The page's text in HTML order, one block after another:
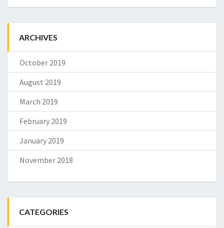
ARCHIVES
October 2019
August 2019
March 2019
February 2019
January 2019
November 2018
CATEGORIES